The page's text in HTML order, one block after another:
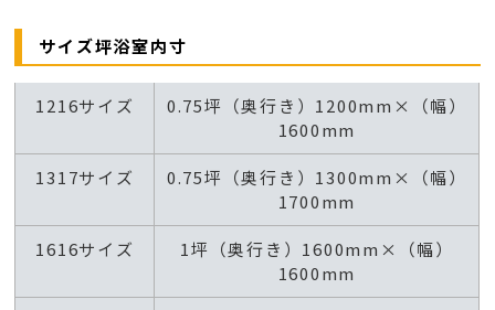
サイズ坪浴室内寸
1216サイズ
0.75坪（奥行き）1200mm×（幅）
1600mm
1317サイズ
0.75坪（奥行き）1300mm×（幅）
1700mm
1616サイズ
1坪（奥行き）1600mm×（幅）
1600mm